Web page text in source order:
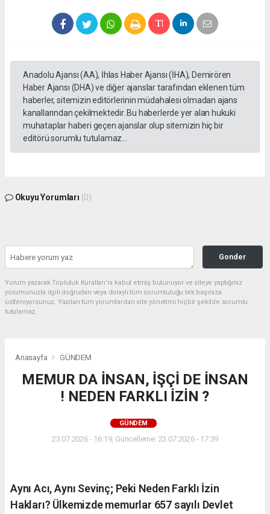
Anadolu Ajansı (AA), İhlas Haber Ajansı (İHA), Demirören
Haber Ajansı (DHA) ve diğer ajanslar tarafından eklenen tüm
haberler, sitemizin editörlerinin müdahalesi olmadan ajans
kanallarından çekilmektedir. Bu haberlerde yer alan hukuki
muhataplar haberi geçen ajanslar olup sitemizin hiç bir
editörü sorumlu tutulamaz...
Okuyu Yorumları (0)
Gonder
Yorum yazarak Topluluk Kuralları’nı kabul etmiş bulunuyor ve siteye yaptığınız
yorumunuzla ilgili doğrudan veya dolaylı tüm sorumluluğu tek başınıza
üstleniyorsunuz. Yazılan tüm yorumlardan site yönetimi hiçbir şekilde sorumlu
tutulamaz.
Anasayfa GÜNDEM
MEMUR DA İNSAN, İŞÇİ DE İNSAN
! NEDEN FARKLI İZİN ?
GÜNDEM
23.07.2026 - 16:19, Güncelleme: 23.07.2026 - 17:39
Aynı Acı, Aynı Sevinç; Peki Neden Farklı İzin
Hakları? Ülkemizde memurlar 657 sayılı Devlet